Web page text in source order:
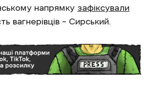
напрямку зафіксували
вагнерівців – Сирський.